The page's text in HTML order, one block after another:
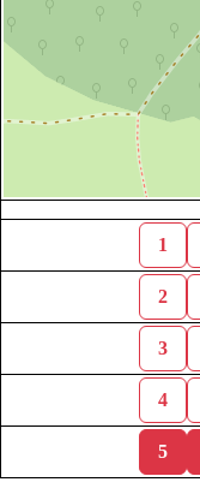
1
2
3
4
5